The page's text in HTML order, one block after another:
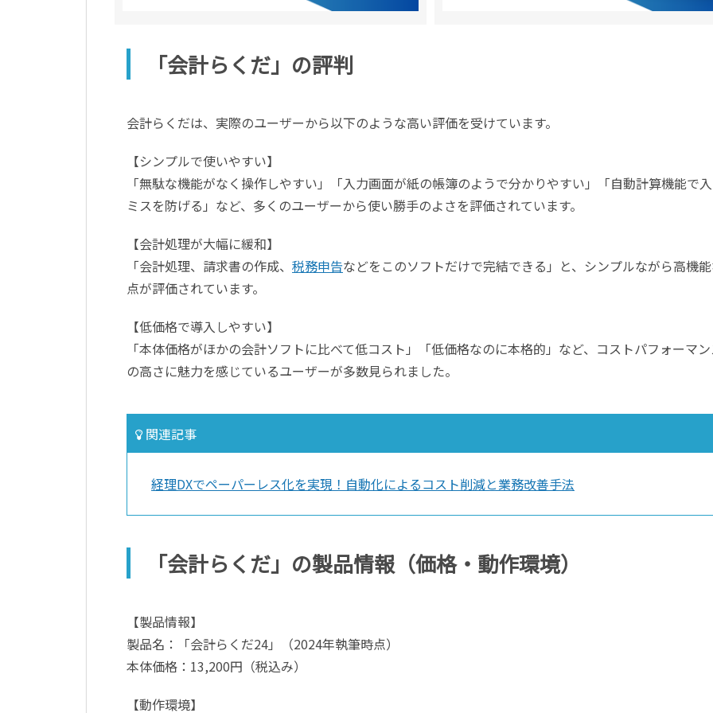
「会計らくだ」の評判
会計らくだは、実際のユーザーから以下のような高い評価を受けています。
【シンプルで使いやすい】
「無駄な機能がなく操作しやすい」「入力画面が紙の帳簿のようで分かりやすい」「自動計算機能で
ミスを防げる」など、多くのユーザーから使い勝手のよさを評価されています。
【会計処理が大幅に緩和】
「会計処理、請求書の作成、 税務申告などをこのソフトだけで完結できる」と、シンプルながら高機
点が評価されています。
【低価格で導入しやすい】
「本体価格がほかの会計ソフトに比べて低コスト」「低価格なのに本格的」など、コストパフォーマン
の高さに魅力を感じているユーザーが多数見られました。
関連記事
経理DXでペーパーレス化を実現！自動化によるコスト削減と業務改善手法
「会計らくだ」の製品情報（価格・動作環境）
【製品情報】
製品名：「会計らくだ24」（2024年執筆時点）
本体価格：13,200円（税込み）
【動作環境】